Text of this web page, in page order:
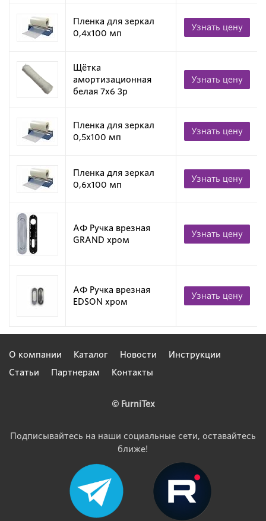
Пленка для зеркал
0,4х100 мп
Узнать цену
Щётка
амортизационная
белая 7х6 3p
Узнать цену
Пленка для зеркал
0,5х100 мп
Узнать цену
Пленка для зеркал
0,6х100 мп
Узнать цену
АФ Ручка врезная
GRAND хром
Узнать цену
АФ Ручка врезная
EDSON хром
Узнать цену
О компании Каталог Новости
Инструкции
Статьи
Партнерам Контакты
© FurniTex
Подписывайтесь на наши социальные сети, оставайтесь
ближе!